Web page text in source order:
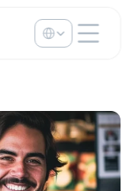
Select Language